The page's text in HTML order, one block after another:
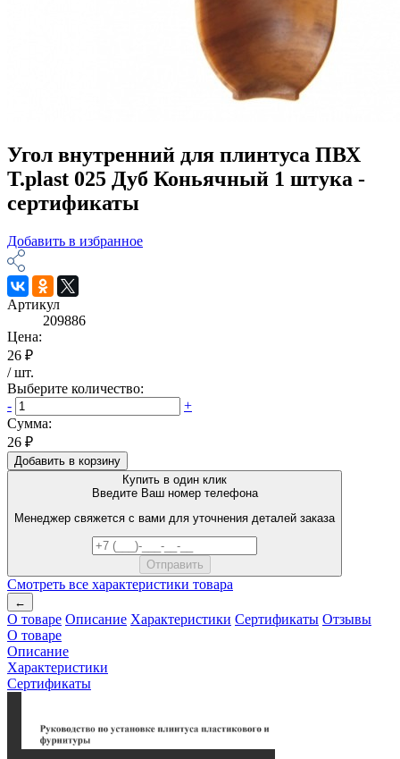
Угол внутренний для плинтуса ПВХ
T.рlast 025 Дуб Коньячный 1 штука -
сертификаты
Добавить в избранное
Артикул
209886
Цена:
26 ₽
/шт.
Выберите количество:
-
+
Сумма:
26 ₽
Добавить в корзину
Купить в один клик
Введите Ваш номер телефона
Менеджер свяжется с вами для уточнения деталей заказа
Смотреть все характеристики товара
←
О товаре Описание Характеристики Сертификаты Отзывы
О товаре
Описание
Характеристики
Сертификаты